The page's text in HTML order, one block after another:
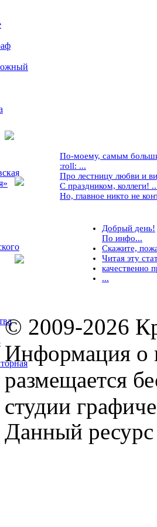
По-моему, самым
:roll: ...
Про лестницу любви и
С праздником, коллеги!
Но, главное никто не
Добрый день!
По инфо...
Скажите,
Читая эту
качественно
...
© 2009-2026
Информация о
размещается
студии
Данный